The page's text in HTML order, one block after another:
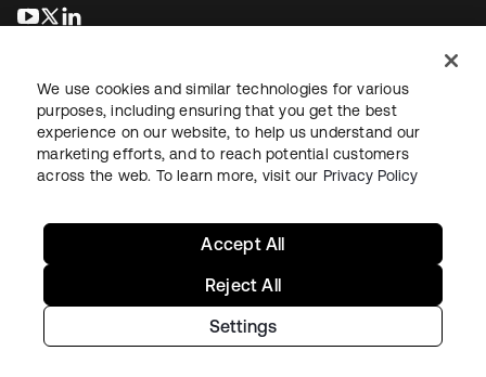
wird in einer neuen Registerkarte geöffnet
wird in einer neuen Registerkarte geöffnet
RechtDatenschutzrichtlinieNutzungsbedingungenSicherheit
Copyright © 2026 Okta. Alle Rechte vorbehalten.
We use cookies and similar technologies for various
purposes, including ensuring that you get the best
experience on our website, to help us understand our
marketing efforts, and to reach potential customers
across the web. To learn more, visit our Privacy Policy
Settings
Reject All
Accept All